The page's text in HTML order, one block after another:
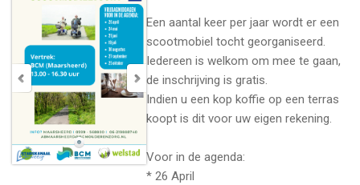
Een aantal keer per jaar wordt er een
scootmobiel tocht georganiseerd.
Iedereen is welkom om mee te gaan,
de inschrijving is gratis.
Indien u een kop koffie op een terras
koopt is dit voor uw eigen rekening.
Voor in de agenda:
* 26 April